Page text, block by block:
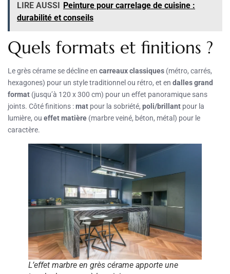
LIRE AUSSI Peinture pour carrelage de cuisine :
durabilité et conseils
Quels formats et finitions ?
Le grès cérame se décline en carreaux classiques (métro, carrés,
hexagones) pour un style traditionnel ou rétro, et en dalles grand
format (jusqu’à 120 x 300 cm) pour un effet panoramique sans
joints. Côté finitions :mat pour la sobriété, poli/brillant pour la
lumière, ou effet matière (marbre veiné, béton, métal) pour le
caractère.
L’effet marbre en grès cérame apporte une